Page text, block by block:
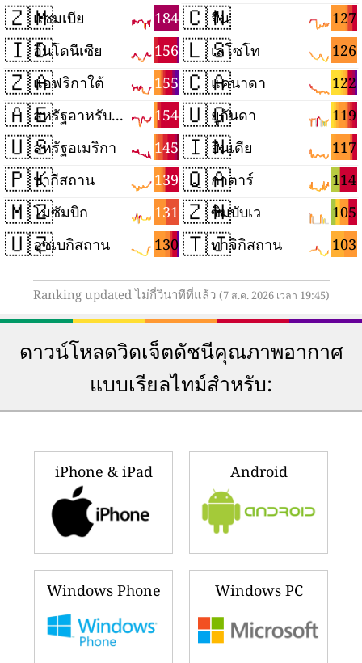
🇿🇲 184
แซมเบีย
🇮🇩 156
อินโดนีเซีย
🇿🇦 155
แอฟริกาใต้
🇦🇪 154
สหรัฐอาหรับเอมิเรตส์
🇺🇸 145
สหรัฐอเมริกา
🇵🇰 139
ปากีสถาน
🇲🇿 131
โมซัมบิก
🇺🇿 130
อุซเบกิสถาน
🇨🇳 127
จีน
🇱🇸 126
เลโซโท
🇨🇦 122
แคนาดา
🇺🇬 119
ยูกันดา
🇮🇳 117
อินเดีย
🇶🇦 114
กาตาร์
🇿🇼 105
ซิมบับเว
🇹🇯 103
ทาจิกิสถาน
Ranking updated ไม่กี่วินาทีที่แล้ว (7 ส.ค. 2026 เวลา 19:45)
ดาวน์โหลดวิดเจ็ตดัชนีคุณภาพอากาศ
แบบเรียลไทม์สำหรับ:
iPhone & iPad Android
Windows Phone Windows PC